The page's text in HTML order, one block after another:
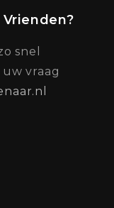
snel
vraag